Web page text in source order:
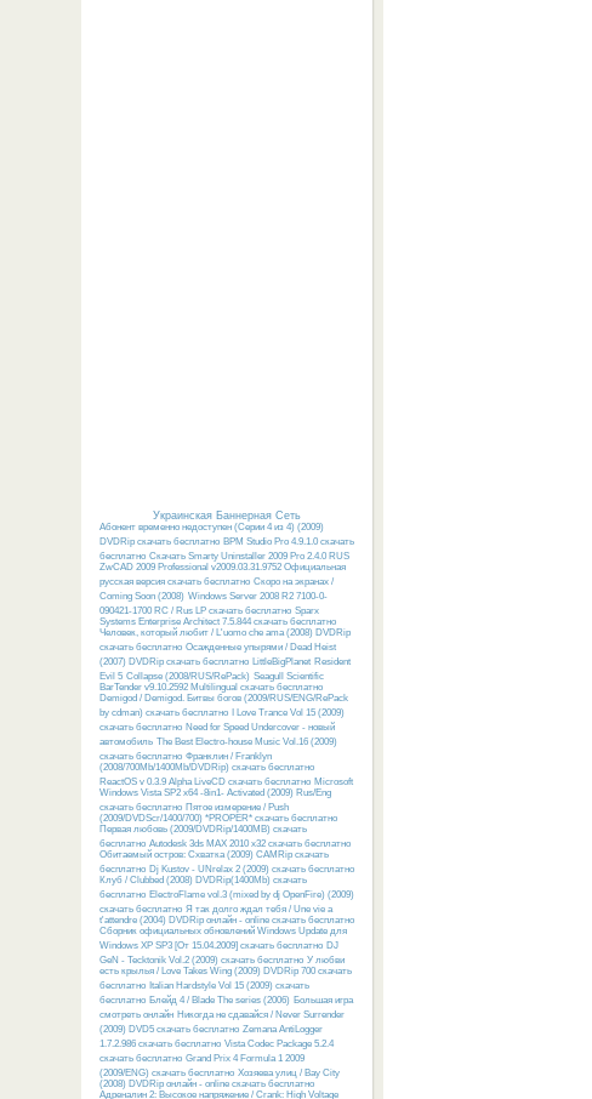
Украинская Баннерная Сеть
Абонент временно недоступен (Серии 4 из 4) (2009)
DVDRip скачать бесплатно BPM Studio Pro 4.9.1.0 скачать
бесплатно Скачать Smarty Uninstaller 2009 Pro 2.4.0 RUS
ZwCAD 2009 Professional v2009.03.31.9752 Официальная
русская версия скачать бесплатно Скоро на экранах /
Coming Soon (2008) Windows Server 2008 R2 7100-0-
090421-1700 RC / Rus LP скачать бесплатно Sparx
Systems Enterprise Architect 7.5.844 скачать бесплатно
Человек, который любит / L'uomo che ama (2008) DVDRip
скачать бесплатно Осажденные упырями / Dead Heist
(2007) DVDRip скачать бесплатно LittleBigPlanet Resident
Evil 5 Collapse (2008/RUS/RePack) Seagull Scientific
BarTender v9.10.2592 Multilingual скачать бесплатно
Demigod / Demigod. Битвы богов (2009/RUS/ENG/RePack
by cdman) скачать бесплатно
I Love Trance Vol 15 (2009)
скачать бесплатно Need for Speed Undercover - новый
автомобиль The Best Electro-house Music Vol.16 (2009)
скачать бесплатно Франклин / Franklyn
(2008/700Mb/1400Mb/DVDRip) скачать бесплатно
ReactOS v 0.3.9 Alpha LiveCD скачать бесплатно Microsoft
Windows Vista SP2 x64 -8in1- Activated (2009) Rus/Eng
скачать бесплатно Пятое измерение / Push
(2009/DVDScr/1400/700) *PROPER* скачать бесплатно
Первая любовь (2009/DVDRip/1400MB) скачать
бесплатно Autodesk 3ds MAX 2010 x32 скачать бесплатно
Обитаемый остров: Схватка (2009) CAMRip скачать
бесплатно Dj Kustov - UNrelax 2 (2009) скачать бесплатно
Клуб / Clubbed (2008) DVDRip(1400Mb) скачать
бесплатно ElectroFlame vol.3 (mixed by dj OpenFire) (2009)
скачать бесплатно Я так долго ждал тебя / Une vie a
t'attendre (2004) DVDRip онлайн - online скачать бесплатно
Сборник официальных обновлений Windows Update для
Windows XP SP3 [От 15.04.2009] скачать бесплатно DJ
GeN - Tecktonik Vol.2 (2009) скачать бесплатно У любви
есть крылья / Love Takes Wing (2009) DVDRip 700 скачать
бесплатно Italian Hardstyle Vol 15 (2009) скачать
бесплатно Блейд 4 / Blade The series (2006) Большая игра
смотреть онлайн Никогда не сдавайся / Never Surrender
(2009) DVD5 скачать бесплатно Zemana AntiLogger
1.7.2.986 скачать бесплатно Vista Codec Package 5.2.4
скачать бесплатно Grand Prix 4 Formula 1 2009
(2009/ENG) скачать бесплатно Хозяева улиц / Bay City
(2008) DVDRip онлайн - online скачать бесплатно
Адреналин 2: Высокое напряжение / Crank: High Voltage